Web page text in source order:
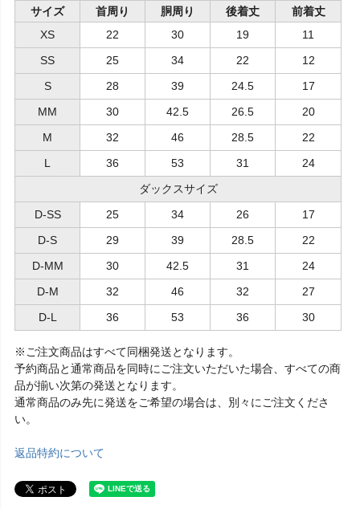
サイズ 首周り 胴周り 後着丈
前着丈
XS
22 30 19
11
SS
25 34 22
12
S
28 39 24.5
17
MM
30 42.5 26.5
20
M
32 46 28.5
22
L
36 53 31
24
ダックスサイズ
D-SS
25 34 26
17
D-S
29 39 28.5
22
D-MM
30 42.5 31
24
D-M
32 46 32
27
D-L
36 53 36 30
※ご注文商品はすべて同梱発送となります。
予約商品と通常商品を同時にご注文いただいた場合、すべての商
品が揃い次第の発送となります。
通常商品のみ先に発送をご希望の場合は、別々にご注文くださ
い。
返品特約について